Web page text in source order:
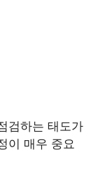
검하는 태도가
이 매우 중요